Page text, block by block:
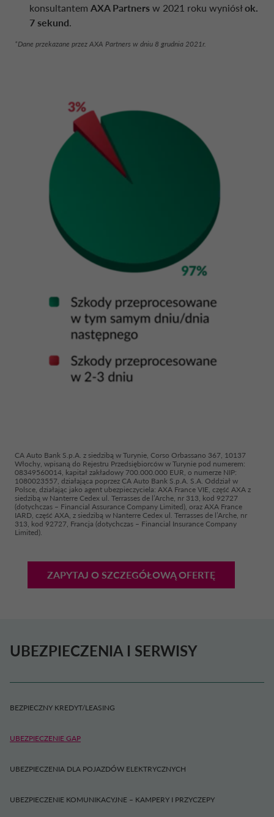
UBEZPIECZENIA I SERWISY
BEZPIECZNY KREDYT/LEASING
UBEZPIECZENIE GAP
UBEZPIECZENIA DLA POJAZDÓW ELEKTRYCZNYCH
UBEZPIECZENIE KOMUNIKACYJNE – KAMPERY I PRZYCZEPY
konsultantem AXA Partners w 2021 roku wyniósłok.
7 sekund.
*Dane przekazane przez AXA Partners w dniu 8 grudnia 2021r.
CA Auto Bank S.p.A. z siedzibą w Turynie, Corso Orbassano 367, 10137
Włochy, wpisaną do Rejestru Przedsiębiorców w Turynie pod numerem:
08349560014, kapitał zakładowy 700.000.000 EUR, o numerze NIP:
1080023557, działająca poprzez CA Auto Bank S.p.A. S.A. Oddział w
Polsce, działając jako agent ubezpieczyciela: AXA France VIE, część AXA z
siedzibą w Nanterre Cedex ul. Terrasses de l’Arche, nr 313, kod 92727
(dotychczas – Financial Assurance Company Limited), oraz AXA France
IARD, część AXA, z siedzibą w Nanterre Cedex ul. Terrasses de l’Arche, nr
313, kod 92727, Francja (dotychczas – Financial Insurance Company
Limited).
ZAPYTAJ O SZCZEGÓŁOWĄ OFERTĘ